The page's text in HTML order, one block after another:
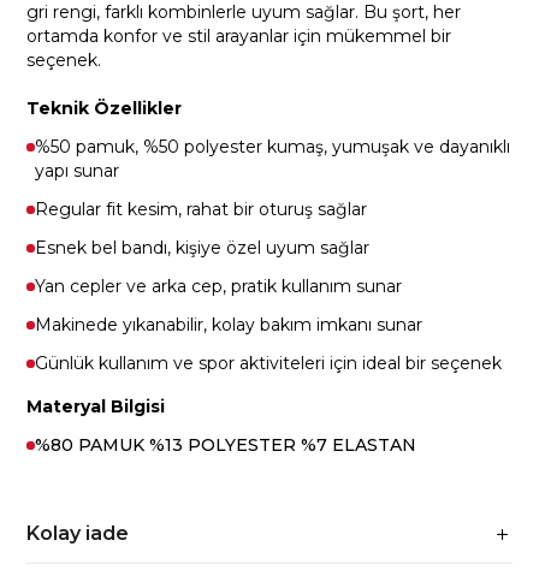
gri rengi, farklı kombinlerle uyum sağlar. Bu şort, her
ortamda konfor ve stil arayanlar için mükemmel bir
seçenek.
Teknik Özellikler
%50 pamuk, %50 polyester kumaş, yumuşak ve dayanıklı
yapı sunar
Regular fit kesim, rahat bir oturuş sağlar
Esnek bel bandı, kişiye özel uyum sağlar
Yan cepler ve arka cep, pratik kullanım sunar
Makinede yıkanabilir, kolay bakım imkanı sunar
Günlük kullanım ve spor aktiviteleri için ideal bir seçenek
Materyal Bilgisi
%80 PAMUK %13 POLYESTER %7 ELASTAN
Kolay iade